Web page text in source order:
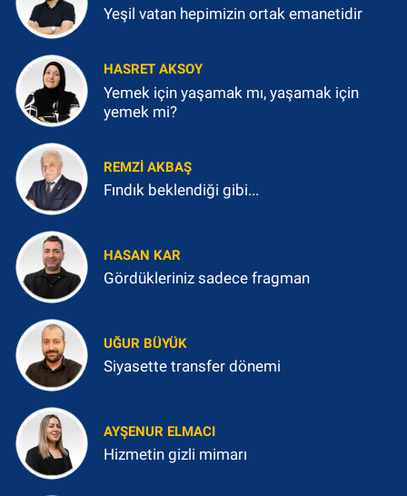
Yeşil vatan hepimizin ortak emanetidir
HASRET AKSOY
Yemek için yaşamak mı, yaşamak için
yemek mi?
REMZI AKBAŞ
Fındık beklendiği gibi...
HASAN KAR
Gördükleriniz sadece fragman
UĞUR BÜYÜK
Siyasette transfer dönemi
AYŞENUR ELMACI
Hizmetin gizli mimarı